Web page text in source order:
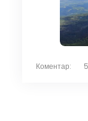
Коментар: